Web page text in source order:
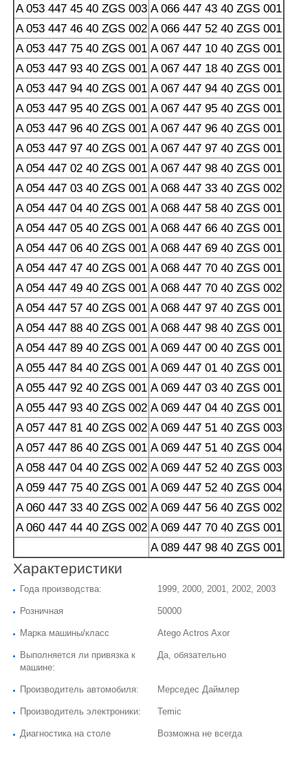
A 053 447 45 40 ZGS 003 A 066 447 43 40 ZGS 001
A 053 447 46 40 ZGS 002 A 066 447 52 40 ZGS 001
A 053 447 75 40 ZGS 001 A 067 447 10 40 ZGS 001
A 053 447 93 40 ZGS 001 A 067 447 18 40 ZGS 001
A 053 447 94 40 ZGS 001 A 067 447 94 40 ZGS 001
A 053 447 95 40 ZGS 001 A 067 447 95 40 ZGS 001
A 053 447 96 40 ZGS 001 A 067 447 96 40 ZGS 001
A 053 447 97 40 ZGS 001 A 067 447 97 40 ZGS 001
A 054 447 02 40 ZGS 001 A 067 447 98 40 ZGS 001
A 054 447 03 40 ZGS 001 A 068 447 33 40 ZGS 002
A 054 447 04 40 ZGS 001 A 068 447 58 40 ZGS 001
A 054 447 05 40 ZGS 001 A 068 447 66 40 ZGS 001
A 054 447 06 40 ZGS 001 A 068 447 69 40 ZGS 001
A 054 447 47 40 ZGS 001 A 068 447 70 40 ZGS 001
A 054 447 49 40 ZGS 001 A 068 447 70 40 ZGS 002
A 054 447 57 40 ZGS 001 A 068 447 97 40 ZGS 001
A 054 447 88 40 ZGS 001 A 068 447 98 40 ZGS 001
A 054 447 89 40 ZGS 001 A 069 447 00 40 ZGS 001
A 055 447 84 40 ZGS 001 A 069 447 01 40 ZGS 001
A 055 447 92 40 ZGS 001 A 069 447 03 40 ZGS 001
A 055 447 93 40 ZGS 002 A 069 447 04 40 ZGS 001
A 057 447 81 40 ZGS 002 A 069 447 51 40 ZGS 003
A 057 447 86 40 ZGS 001 A 069 447 51 40 ZGS 004
A 058 447 04 40 ZGS 002 A 069 447 52 40 ZGS 003
A 059 447 75 40 ZGS 001 A 069 447 52 40 ZGS 004
A 060 447 33 40 ZGS 002 A 069 447 56 40 ZGS 002
A 060 447 44 40 ZGS 002 A 069 447 70 40 ZGS 001
A 089 447 98 40 ZGS 001
Характеристики
Года производства: 1999, 2000, 2001, 2002, 2003
Розничная 50000
Марка машины/класс Atego Actros Axor
Выполняется ли привязка к
машине:
Да, обязательно
Производитель автомобиля: Мерседес Даймлер
Производитель электроники: Temic
Диагностика на столе Возможна не всегда